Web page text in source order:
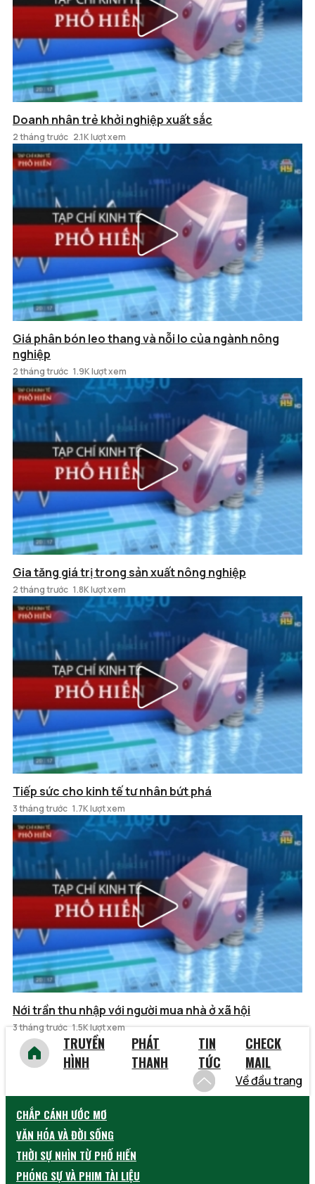
Doanh nhân trẻ khởi nghiệp xuất sắc
2 tháng trước 2.1K lượt xem
Giá phân bón leo thang và nỗi lo của ngành nông
nghiệp
2 tháng trước 1.9K lượt xem
Gia tăng giá trị trong sản xuất nông nghiệp
2 tháng trước 1.8K lượt xem
Tiếp sức cho kinh tế tư nhân bứt phá
3 tháng trước 1.7K lượt xem
Nới trần thu nhập với người mua nhà ở xã hội
3 tháng trước 1.5K lượt xem
TRUYỀN
HÌNH
PHÁT
THANH
TIN
TỨC
CHECK
MAIL
Về đầu trang
CHẮP CÁNH ƯỚC MƠ
VĂN HÓA VÀ ĐỜI SỐNG
THỜI SỰ NHÌN TỪ PHỐ HIẾN
PHÓNG SỰ VÀ PHIM TÀI LIỆU